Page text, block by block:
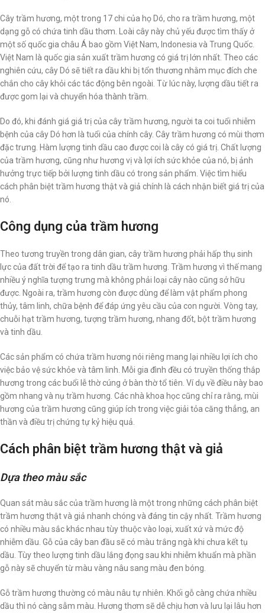
Cây trầm hương, một trong 17 chi của họ Dó, cho ra trầm hương, một
dạng gỗ có chứa tinh dầu thơm. Loài cây này chủ yếu được tìm thấy ở
một số quốc gia châu Á bao gồm Việt Nam, Indonesia và Trung Quốc.
Việt Nam là quốc gia sản xuất trầm hương có giá trị lớn nhất. Theo các
nghiên cứu, cây Dó sẽ tiết ra dầu khi bị tổn thương nhằm mục đích che
chắn cho cây khỏi các tác động bên ngoài. Từ lúc này, lượng dầu tiết ra
được gom lại và chuyển hóa thành trầm.
Do đó, khi đánh giá giá trị của cây trầm hương, người ta coi tuổi nhiễm
bệnh của cây Dó hơn là tuổi của chính cây. Cây trầm hương có mùi thơm
đặc trưng. Hàm lượng tinh dầu cao được coi là cây có giá trị. Chất lượng
của trầm hương, cũng như hương vị và lợi ích sức khỏe của nó, bị ảnh
hưởng trực tiếp bởi lượng tinh dầu có trong sản phẩm. Việc tìm hiểu
cách phân biệt trầm hương thật và giả chính là cách nhận biết giá trị của
nó.
Công dụng của trầm hương
Theo tương truyền trong dân gian, cây trầm hương phải hấp thụ sinh
lực của đất trời để tạo ra tinh dầu trầm hương. Trầm hương vì thế mang
nhiều ý nghĩa tượng trưng mà không phải loại cây nào cũng sở hữu
được. Ngoài ra, trầm hương còn được dùng để làm vật phẩm phong
thủy, tâm linh, chữa bệnh để đáp ứng yêu cầu của con người. Vòng tay,
chuỗi hạt trầm hương, tượng trầm hương, nhang đốt, bột trầm hương
và tinh dầu.
Các sản phẩm có chứa trầm hương nói riêng mang lại nhiều lợi ích cho
việc bảo vệ sức khỏe và tâm linh. Mỗi gia đình đều có truyền thống thắp
hương trong các buổi lễ thờ cúng ở bàn thờ tổ tiên. Ví dụ về điều này bao
gồm nhang và nụ trầm hương. Các nhà khoa học cũng chỉ ra rằng, mùi
hương của trầm hương cũng giúp ích trong việc giải tỏa căng thẳng, an
thần và điều trị chứng tự kỷ hiệu quả.
Cách phân biệt trầm hương thật và giả
Dựa theo màu sắc
Quan sát màu sắc của trầm hương là một trong những cách phân biệt
trầm hương thật và giả nhanh chóng và đáng tin cậy nhất. Trầm hương
có nhiều màu sắc khác nhau tùy thuộc vào loại, xuất xứ và mức độ
nhiễm dầu. Gỗ của cây ban đầu sẽ có màu trắng ngà khi chưa kết tụ
dầu. Tùy theo lượng tinh dầu lắng đọng sau khi nhiễm khuẩn mà phần
gỗ này sẽ chuyển từ màu vàng nâu sang màu đen bóng.
Gỗ trầm hương thường có màu nâu tự nhiên. Khối gỗ càng chứa nhiều
dầu thì nó càng sẫm màu. Hương thơm sẽ dễ chịu hơn và lưu lại lâu hơn